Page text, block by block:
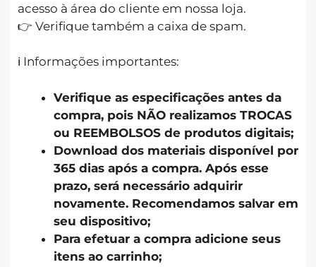
acesso à área do cliente em nossa loja.
👉 Verifique também a caixa de spam.
ℹ️ Informações importantes:
Verifique as especificações antes da
compra, pois NÃO realizamos TROCAS
ou REEMBOLSOS de produtos digitais;
Download dos materiais disponível por
365 dias após a compra. Após esse
prazo, será necessário adquirir
novamente. Recomendamos salvar em
seu dispositivo;
Para efetuar a compra adicione seus
itens ao carrinho;